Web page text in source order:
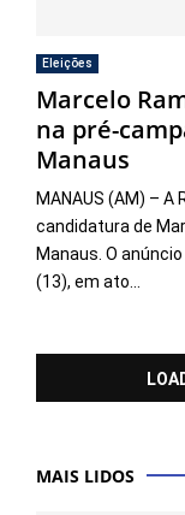
Eleições
Marcelo
na pré-
Manaus
MANAUS (AM) – A
candidatura de
Manaus. O
(13), em ato...
MAIS LIDOS